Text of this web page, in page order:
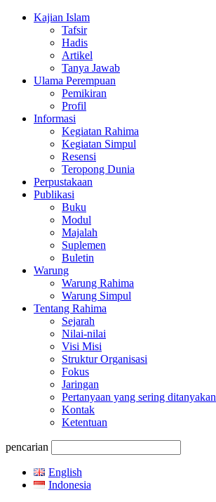
Kajian Islam
Tafsir
Hadis
Artikel
Tanya Jawab
Ulama Perempuan
Pemikiran
Profil
Informasi
Kegiatan Rahima
Kegiatan Simpul
Resensi
Teropong Dunia
Perpustakaan
Publikasi
Buku
Modul
Majalah
Suplemen
Buletin
Warung
Warung Rahima
Warung Simpul
Tentang Rahima
Sejarah
Nilai-nilai
Visi Misi
Struktur Organisasi
Fokus
Jaringan
Pertanyaan yang sering ditanyakan
Kontak
Ketentuan
pencarian
English
Indonesia